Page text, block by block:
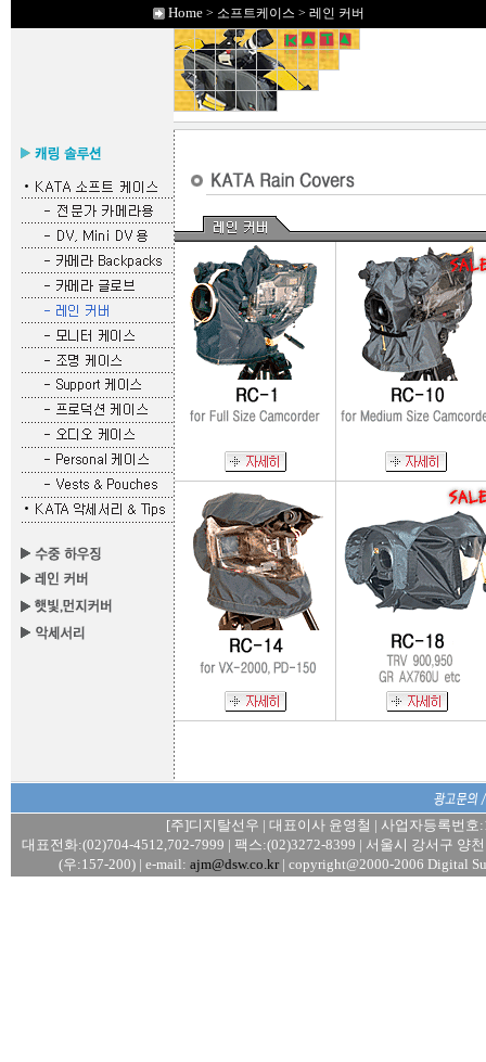
Home > 소프트케이스 > 레인 커버
[주]디지탈선우 | 대표이사 윤영철 | 사업자등록번호
대표전화:(02)704-4512,702-7999 | 팩스:(02)3272-8399 | 서울시 강서구 양
(우:157-200) | e-mail: ajm@dsw.co.kr| copyright@2000-2006 Digital